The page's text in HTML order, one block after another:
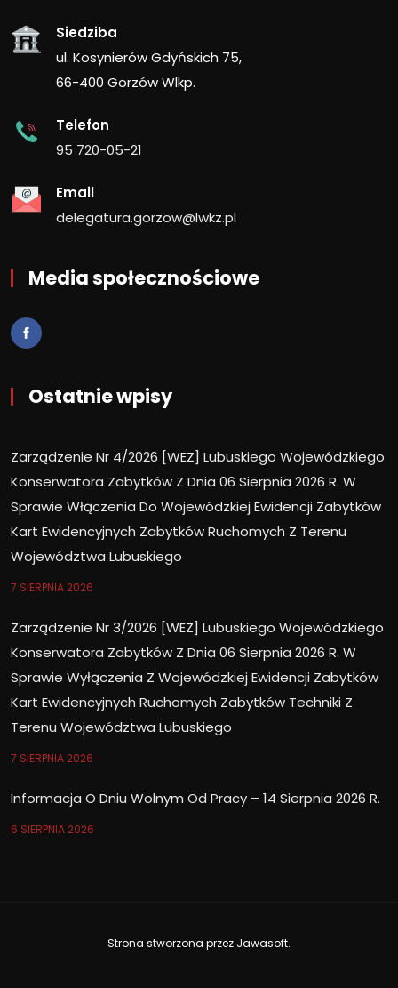
Siedziba
ul. Kosynierów Gdyńskich 75,
66-400 Gorzów Wlkp.
Telefon
95 720-05-21
Email
delegatura.gorzow@lwkz.pl
Media społecznościowe
Ostatnie wpisy
Zarządzenie Nr 4/2026 [WEZ] Lubuskiego Wojewódzkiego
Konserwatora Zabytków Z Dnia 06 Sierpnia 2026 R. W
Sprawie Włączenia Do Wojewódzkiej Ewidencji Zabytków
Kart Ewidencyjnych Zabytków Ruchomych Z Terenu
Województwa Lubuskiego
7 SIERPNIA 2026
Zarządzenie Nr 3/2026 [WEZ] Lubuskiego Wojewódzkiego
Konserwatora Zabytków Z Dnia 06 Sierpnia 2026 R. W
Sprawie Wyłączenia Z Wojewódzkiej Ewidencji Zabytków
Kart Ewidencyjnych Ruchomych Zabytków Techniki Z
Terenu Województwa Lubuskiego
7 SIERPNIA 2026
Informacja O Dniu Wolnym Od Pracy – 14 Sierpnia 2026 R.
6 SIERPNIA 2026
Strona stworzona przez Jawasoft.